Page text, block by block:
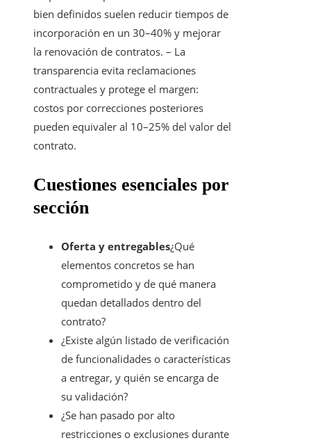
bien definidos suelen reducir tiempos de
incorporación en un 30–40% y mejorar
la renovación de contratos. – La
transparencia evita reclamaciones
contractuales y protege el margen:
costos por correcciones posteriores
pueden equivaler al 10–25% del valor del
contrato.
Cuestiones esenciales por
sección
Oferta y entregables¿Qué
elementos concretos se han
comprometido y de qué manera
quedan detallados dentro del
contrato?
¿Existe algún listado de verificación
de funcionalidades o características
a entregar, y quién se encarga de
su validación?
¿Se han pasado por alto
restricciones o exclusiones durante